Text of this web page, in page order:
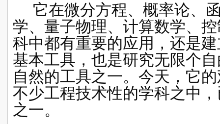
它在微分方程、概率论、
学、量子物理、 计算数学、
科中都有重要的应用，还是
基本工具，也是研究无限个
自然的工具之一。今天，它
不少工程技术性的学科之中
之一。